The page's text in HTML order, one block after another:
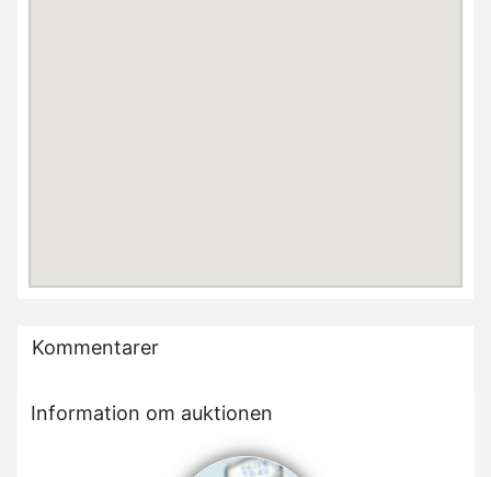
Kommentarer
Information om auktionen